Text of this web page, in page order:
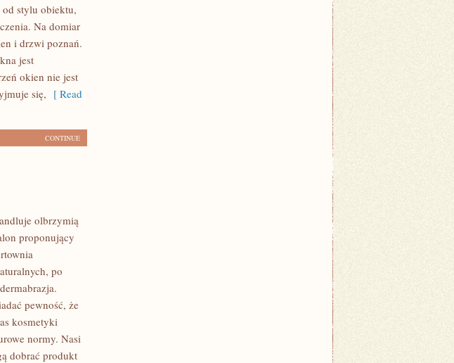
stylu obiektu,
Na domiar
i drzwi poznań.
jest
okien nie jest
się, [ Read
CONTINUE
olbrzymią
proponujący
po
pewność, że
kosmetyki
normy. Nasi
dobrać produkt